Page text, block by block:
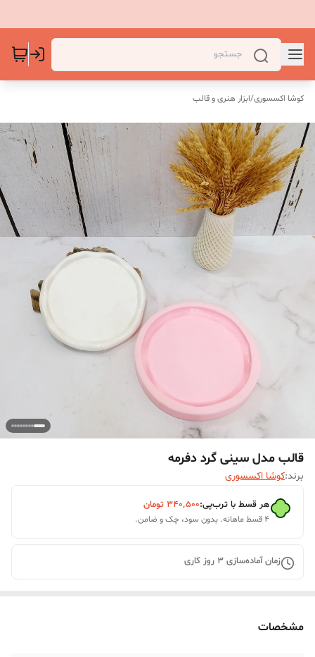
کوشا اکسسوری/ابزار هنری و قالب
قالب مدل سینی گرد دفرمه
برند:کوشا اکسسوری
هر قسط با ترب‌پی:۳۴۰٬۵۰۰ تومان
۴ قسط ماهانه. بدون سود، چک و ضامن.
زمان آماده‌سازی 3 روز کاری
مشخصات